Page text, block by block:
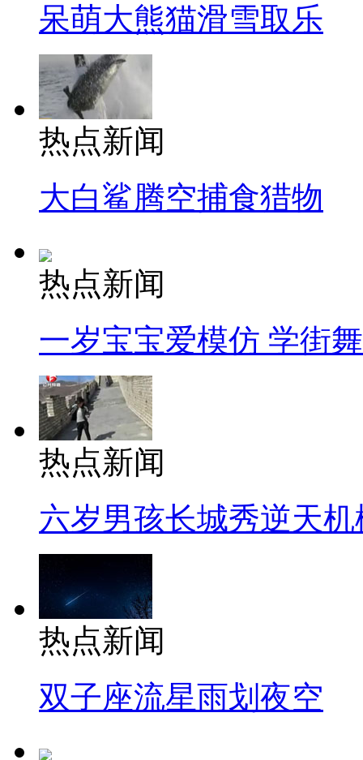
呆萌大熊猫滑雪取乐
热点新闻
大白鲨腾空捕食猎物
热点新闻
一岁宝宝爱模仿 学街
热点新闻
六岁男孩长城秀逆天机
热点新闻
双子座流星雨划夜空